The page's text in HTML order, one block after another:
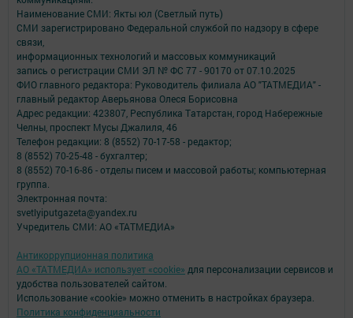
Наименование СМИ: Якты юл (Светлый путь)
СМИ зарегистрировано Федеральной службой по надзору в сфере
связи,
информационных технологий и массовых коммуникаций
запись о регистрации СМИ ЭЛ № ФС 77 - 90170 от 07.10.2025
ФИО главного редактора: Руководитель филиала АО "ТАТМЕДИА" -
главный редактор Аверьянова Олеся Борисовна
Адрес редакции: 423807, Республика Татарстан, город Набережные
Челны, проспект Мусы Джалиля, 46
Телефон редакции: 8 (8552) 70-17-58 - редактор;
8 (8552) 70-25-48 - бухгалтер;
8 (8552) 70-16-86 - отделы писем и массовой работы; компьютерная
группа.
Электронная почта:
svetlyiputgazeta@yandex.ru
Учредитель СМИ: АО «ТАТМЕДИА»
Антикоррупционная политика
АО «ТАТМЕДИА» использует «cookie» для персонализации сервисов и
удобства пользователей сайтом.
Использование «cookie» можно отменить в настройках браузера.
Политика конфиденциальности